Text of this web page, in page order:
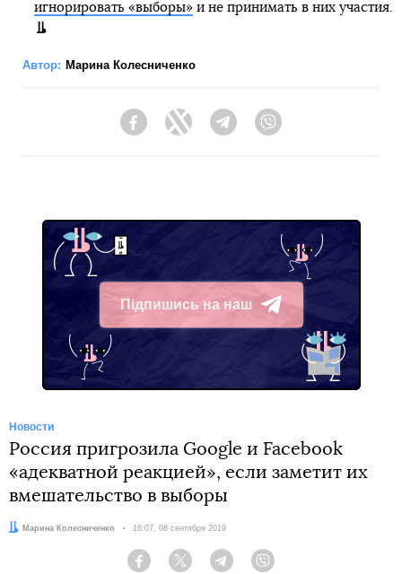
игнорировать «выборы»и не принимать в них участия.
Автор: Марина Колесниченко
FacebookTwitter Telegram
Підпишись на наш
Telegram
Новости
Россия пригрозила Google и Facebook
«адекватной реакцией», если заметит их
вмешательство в выборы
Автор:
Марина Колесниченко Дата:
16:07, 08 сентября 2019
Facebook Twitter Telegram